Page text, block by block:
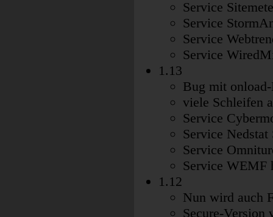
Service
Service
Service
Service
1.13
Bug mit
viele Schleifen
Service
Service
Service
Service WEMF
1.12
Nun wird auch
Secure-Version